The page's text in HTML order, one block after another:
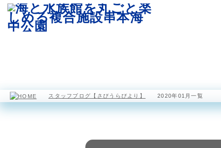
スタッフブログ【さびうらびより】 2020年01月一覧